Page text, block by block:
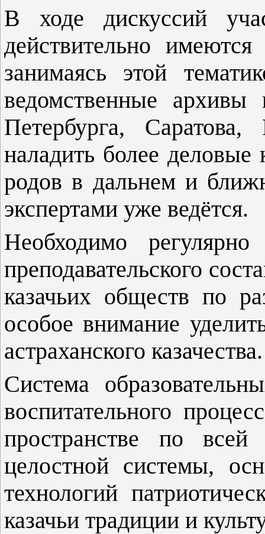
В ходе дискуссий
действительно
занимаясь этой
ведомственные
Петербурга,
наладить более деловые
родов в дальнем и
экспертами уже ведётся.
Необходимо
преподавательского
казачьих обществ по
особое внимание
астраханского казачества.
Система
воспитательного
пространстве по
целостной системы,
технологий
казачьи традиции и